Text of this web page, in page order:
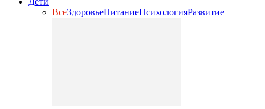
ВсеЗдоровьеПитаниеПсихологияРазвитие